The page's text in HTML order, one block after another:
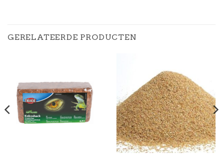
GERELATEERDE PRODUCTEN